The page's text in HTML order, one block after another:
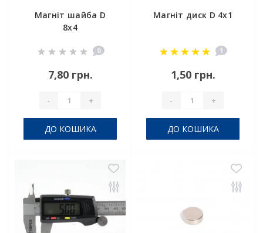
Магніт шайба D
8x4
0
7,80 грн.
- +
ДО КОШИКА
Магніт диск D 4х1
1
1,50 грн.
- +
ДО КОШИКА